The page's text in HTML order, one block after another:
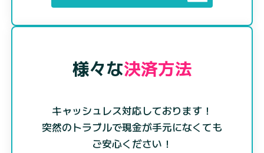
様々な決済方法
キャッシュレス対応しております！
突然のトラブルで現金が手元になくても
ご安心ください！